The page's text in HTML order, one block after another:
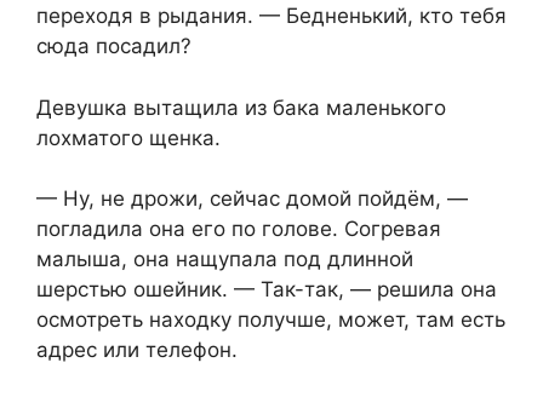
переходя в рыдания. — Бедненький, кто тебя
сюда посадил?
Девушка вытащила из бака маленького
лохматого щенка.
— Ну, не дрожи, сейчас домой пойдём, —
погладила она его по голове. Согревая
малыша, она нащупала под длинной
шерстью ошейник. — Так-так, — решила она
осмотреть находку получше, может, там есть
адрес или телефон.